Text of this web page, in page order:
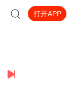
打开APP